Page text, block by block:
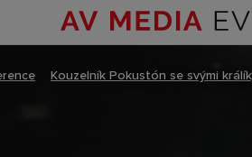
Kouzelník Pokustón se svými